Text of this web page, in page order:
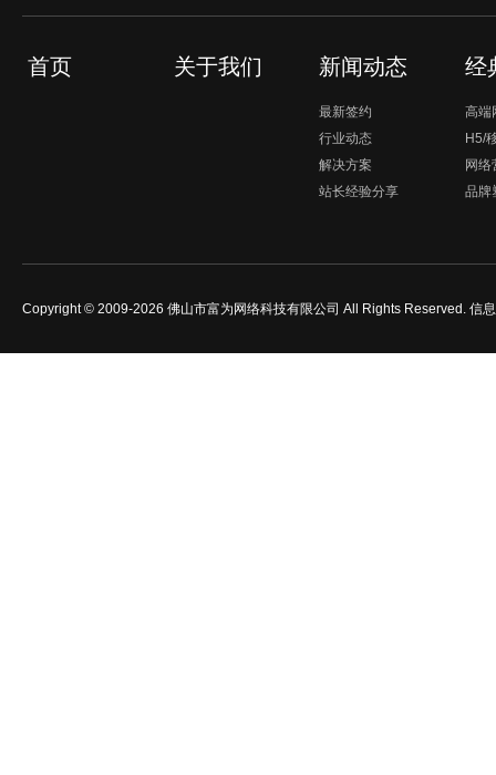
首页 关于我们 新闻动态
最新签约
行业动态
解决方案
站长经验分享
经
高端
H5/
网络
品牌
Copyright © 2009-2026 佛山市富为网络科技有限公司 All Rights Reserved. 信